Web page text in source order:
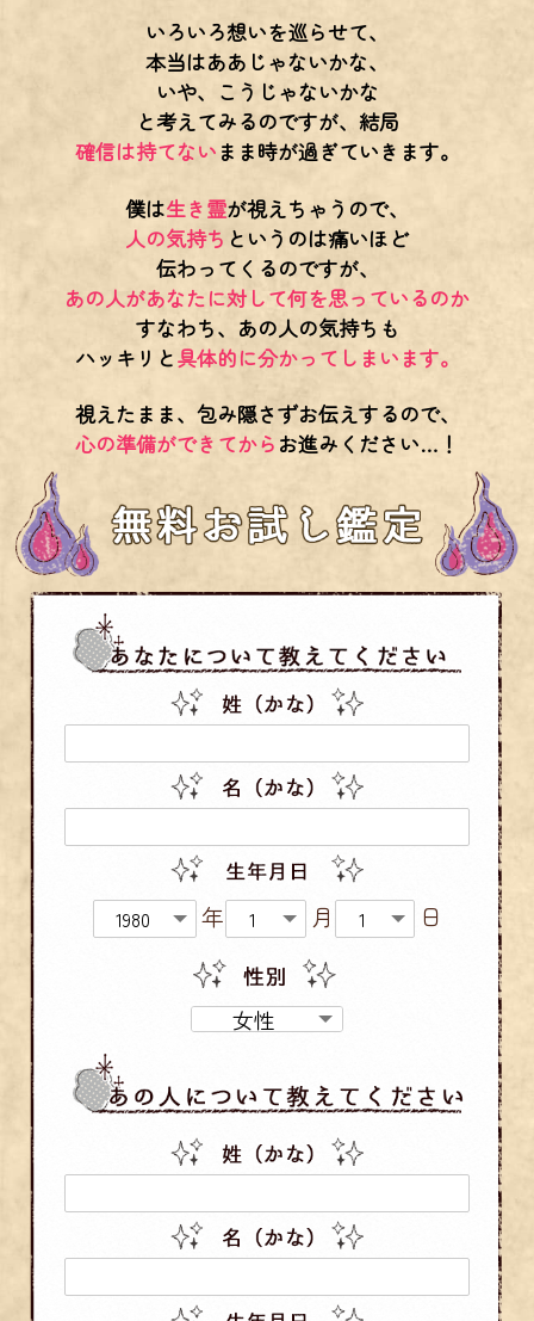
いろいろ想いを巡らせて、
本当はああじゃないかな、
いや、こうじゃないかな
と考えてみるのですが、結局
確信は持てない まま時が過ぎていきます。
僕は生き霊が視えちゃうので、
人の気持ち というのは痛いほど
伝わってくるのですが、
あの人があなたに対して何を思っているのか
すなわち、あの人の気持ちも
ハッキリと具体的に分かってしまいます。
視えたまま、包み隠さずお伝えするので、
心の準備ができてから お進みください…！
年 月 日